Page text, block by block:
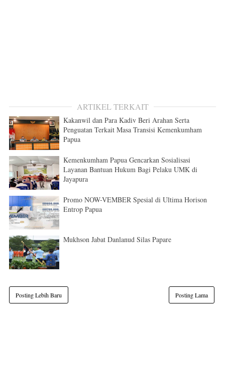
ARTIKEL TERKAIT
Kakanwil dan Para Kadiv Beri Arahan Serta
Penguatan Terkait Masa Transisi Kemenkumham
Papua
Kemenkumham Papua Gencarkan Sosialisasi
Layanan Bantuan Hukum Bagi Pelaku UMK di
Jayapura
Promo NOW-VEMBER Spesial di Ultima Horison
Entrop Papua
Mukhson Jabat Danlanud Silas Papare
Posting Lebih Baru Posting Lama